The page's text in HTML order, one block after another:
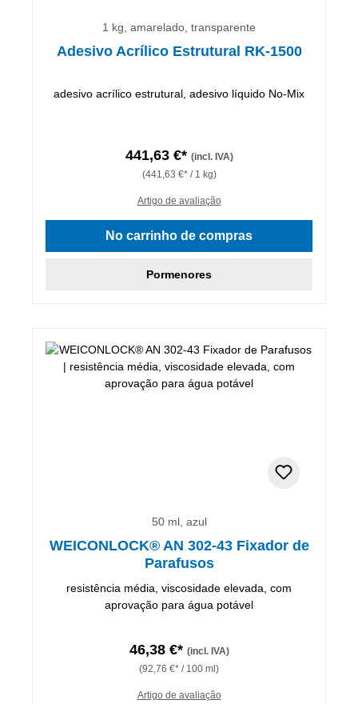
1 kg, amarelado, transparente
Adesivo Acrílico Estrutural RK-1500
adesivo acrílico estrutural, adesivo líquido No-Mix
441,63 €* (incl. IVA)
(441,63 €* / 1 kg)
Artigo de avaliação
No carrinho de compras
Pormenores
50 ml, azul
WEICONLOCK® AN 302-43 Fixador de
Parafusos
resistência média, viscosidade elevada, com
aprovação para água potável
46,38 €* (incl. IVA)
(92,76 €* / 100 ml)
Artigo de avaliação